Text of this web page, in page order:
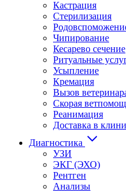
Кастрация
Стерилизация
Чипирование
Кесарево сечение
Ритуальные
Усыпление
Кремация
Вызов
Скорая
Реанимация
Доставка в
Диагностика
УЗИ
ЭКГ (ЭХО)
Рентген
Анализы